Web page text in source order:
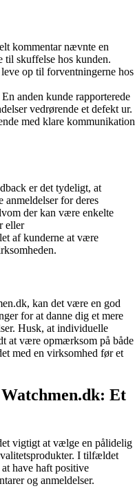
kommentar nævnte en
til skuffelse hos kunden.
op til forventningerne hos
En anden kunde rapporterede
vedrørende et defekt ur.
med klare kommunikation
er det tydeligt, at
anmeldelser for deres
der kan være enkelte
eller
af kunderne at være
kan det være en god
for at danne dig et mere
Husk, at individuelle
at være opmærksom på både
med en virksomhed før et
Et
vigtigt at vælge en pålidelig
I tilfældet
have haft positive
og anmeldelser.